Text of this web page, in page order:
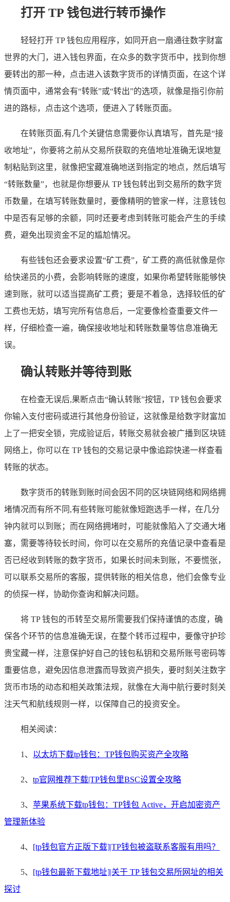
打开 TP 钱包进行转币操作
轻轻打开 TP 钱包应用程序，如同开启一扇通往数字财富
世界的大门，进入钱包界面，在众多的数字货币中，找到你想
要转出的那一种，点击进入该数字货币的详情页面，在这个详
情页面中，通常会有“转账”或“转出”的选项，就像是指引你前
进的路标，点击这个选项，便进入了转账页面。
在转账页面,有几个关键信息需要你认真填写，首先是“接
收地址”，你要将之前从交易所获取的充值地址准确无误地复
制粘贴到这里，就像把宝藏准确地送到指定的地点，然后填写
“转账数量”，也就是你想要从 TP 钱包转出到交易所的数字货
币数量，在填写转账数量时，要像精明的管家一样，注意钱包
中是否有足够的余额，同时还要考虑到转账可能会产生的手续
费，避免出现资金不足的尴尬情况。
有些钱包还会要求设置“矿工费”，矿工费的高低就像是你
给快递员的小费，会影响转账的速度，如果你希望转账能够快
速到账，就可以适当提高矿工费；要是不着急，选择较低的矿
工费也无妨，填写完所有信息后，一定要像检查重要文件一
样，仔细检查一遍，确保接收地址和转账数量等信息准确无
误。
确认转账并等待到账
在检查无误后,果断点击“确认转账”按钮，TP 钱包会要求
你输入支付密码或进行其他身份验证，这就像是给数字财富加
上了一把安全锁，完成验证后，转账交易就会被广播到区块链
网络上，你可以在 TP 钱包的交易记录中像追踪快递一样查看
转账的状态。
数字货币的转账到账时间会因不同的区块链网络和网络拥
堵情况而有所不同,有些转账可能就像短跑选手一样，在几分
钟内就可以到账；而在网络拥堵时，可能就像陷入了交通大堵
塞，需要等待较长时间，你可以在交易所的充值记录中查看是
否已经收到转账的数字货币，如果长时间未到账，不要慌张，
可以联系交易所的客服，提供转账的相关信息，他们会像专业
的侦探一样，协助你查询和解决问题。
将 TP 钱包的币转至交易所需要我们保持谨慎的态度，确
保各个环节的信息准确无误，在整个转币过程中，要像守护珍
贵宝藏一样，注意保护好自己的钱包私钥和交易所账号密码等
重要信息，避免因信息泄露而导致资产损失，要时刻关注数字
货币市场的动态和相关政策法规，就像在大海中航行要时刻关
注天气和航线规则一样，以保障自己的投资安全。
相关阅读：
1、 以太坊下载tp钱包：TP钱包购买资产全攻略
2、 tp官网推荐下载|TP钱包里BSC设置全攻略
3、 苹果系统下载tp钱包：TP钱包 Active，开启加密资产
管理新体验
4、 [tp钱包官方正版下载]|TP钱包被盗联系客服有用吗？
5、 [tp钱包最新下载地址]|关于 TP 钱包交易所网址的相关
探讨